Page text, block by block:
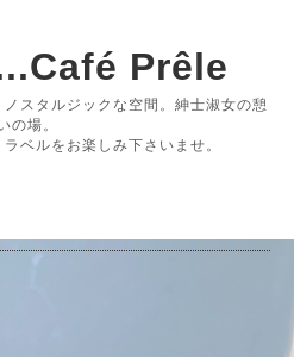
Prêle
スタルジックな空間。紳士淑女の憩
の場。
ベルをお楽しみ下さいませ。